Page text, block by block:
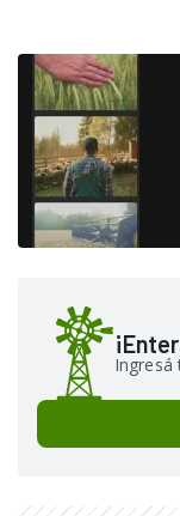
Ingresá